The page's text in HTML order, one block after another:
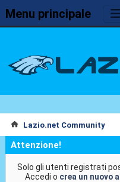
Menu principale
Lazio.net Community
Attenzione!
Solo gli utenti registrati
Accedi o crea un nuovo